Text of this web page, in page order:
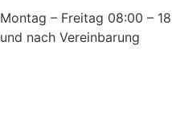
Montag – Freitag 08:00 –
und nach Vereinbarung